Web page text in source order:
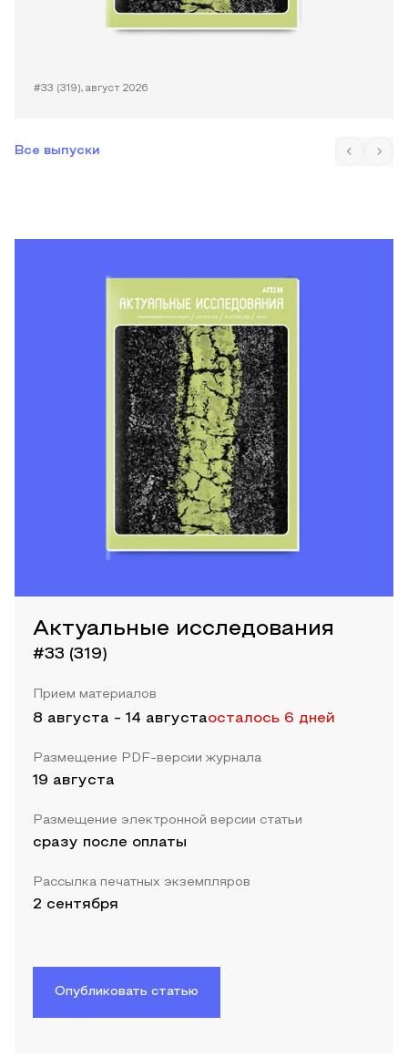
#33 (319), август 2026
Все выпуски
Актуальные исследования
#33 (319)
Прием материалов
8 августа - 14 августаосталось 6 дней
Размещение PDF-версии журнала
19 августа
Размещение электронной версии статьи
сразу после оплаты
Рассылка печатных экземпляров
2 сентября
Опубликовать статью